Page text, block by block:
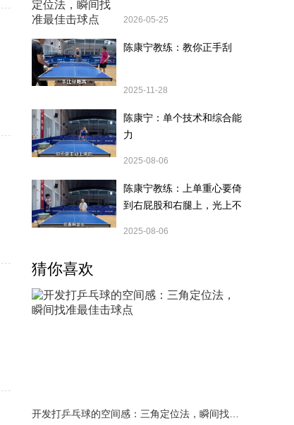
2026-05-25
陈康宁教练：教你正手刮
2025-11-28
陈康宁：单个技术和综合能
力
2025-08-06
陈康宁教练：上单重心要倚
到右屁股和右腿上，光上不
2025-08-06
猜你喜欢